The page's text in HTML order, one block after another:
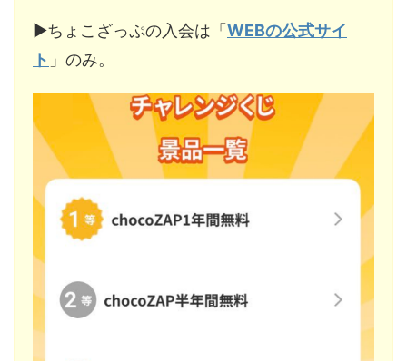
▶︎ちょこざっぷの入会は「 WEBの公式サイ
ト 」のみ。